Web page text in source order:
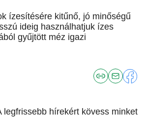
ízesítésére kitűnő, jó minőségű
ideig használhatjuk ízes
gyűjtött méz igazi
legfrissebb hírekért kövess minket